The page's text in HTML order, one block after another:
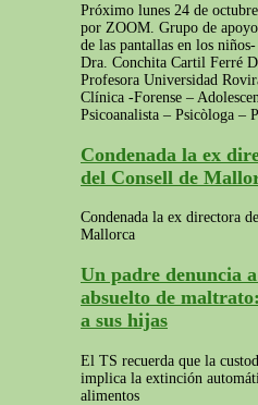
Próximo lunes 24 de
por ZOOM. Grupo de
de las pantallas en los
Dra. Conchita Cartil Ferré
Profesora Universidad
Clínica -Forense –
Psicoanalista – Psicòloga –
Condenada la ex
del Consell de
Condenada la ex directora
Mallorca
Un padre denuncia
absuelto de
a sus hijas
El TS recuerda que la
implica la extinción
alimentos